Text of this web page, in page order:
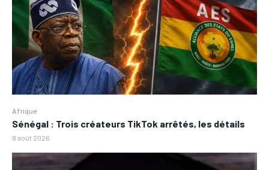
Afrique
Sénégal : Trois créateurs TikTok arrêtés, les détails
8 août 2026